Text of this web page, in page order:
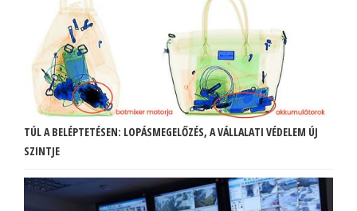
TÚL A BELÉPTETÉSEN: LOPÁSMEGELŐZÉS, A VÁLLALATI VÉDELEM ÚJ
SZINTJE